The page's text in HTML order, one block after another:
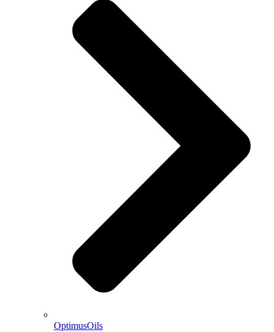
OptimusOils